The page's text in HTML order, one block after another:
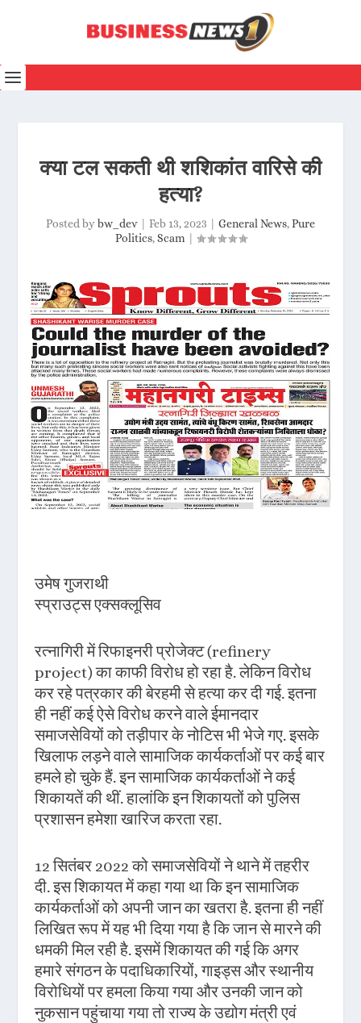
क्या टल सकती थी शशिकांत वारिसे की
हत्या?
Posted bybw_dev Feb 13, 2023 General News, Pure
Politics, Scam
उमेष गुजराथी
स्प्राउट्स एक्सक्लूसिव
रत्नागिरी में रिफाइनरी प्रोजेक्ट (refinery
project) का काफी विरोध हो रहा है. लेकिन विरोध
कर रहे पत्रकार की बेरहमी से हत्या कर दी गई. इतना
ही नहीं कई ऐसे विरोध करने वाले ईमानदार
समाजसेवियों को तड़ीपार के नोटिस भी भेजे गए. इसके
खिलाफ लड़ने वाले सामाजिक कार्यकर्ताओं पर कई बार
हमले हो चुके हैं. इन सामाजिक कार्यकर्ताओं ने कई
शिकायतें की थीं. हालांकि इन शिकायतों को पुलिस
प्रशासन हमेशा खारिज करता रहा.
12 सितंबर 2022 को समाजसेवियों ने थाने में तहरीर
दी. इस शिकायत में कहा गया था कि इन सामाजिक
कार्यकर्ताओं को अपनी जान का खतरा है. इतना ही नहीं
लिखित रूप में यह भी दिया गया है कि जान से मारने की
धमकी मिल रही है. इसमें शिकायत की गई कि अगर
हमारे संगठन के पदाधिकारियों, गाइड्स और स्थानीय
विरोधियों पर हमला किया गया और उनकी जान को
नुकसान पहुंचाया गया तो राज्य के उद्योग मंत्री एवं